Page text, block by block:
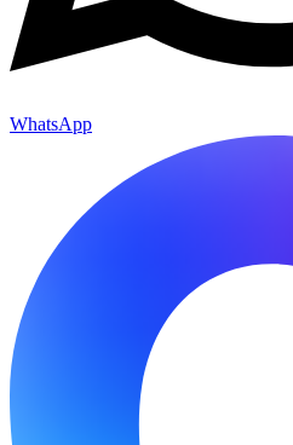
WhatsApp